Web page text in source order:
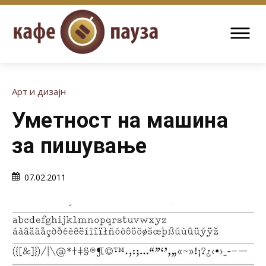
Арт и дизајн
Уметност на машина
за пишување
07.02.2011